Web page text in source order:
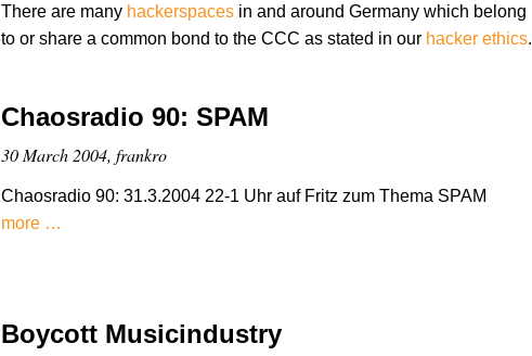
There are many hackerspacesin and around Germany which belong
to or share a common bond to the CCC as stated in our hacker ethics.
Chaosradio 90: SPAM
30 March 2004, frankro
Chaosradio 90: 31.3.2004 22-1 Uhr auf Fritz zum Thema SPAM
more …
Boycott Musicindustry